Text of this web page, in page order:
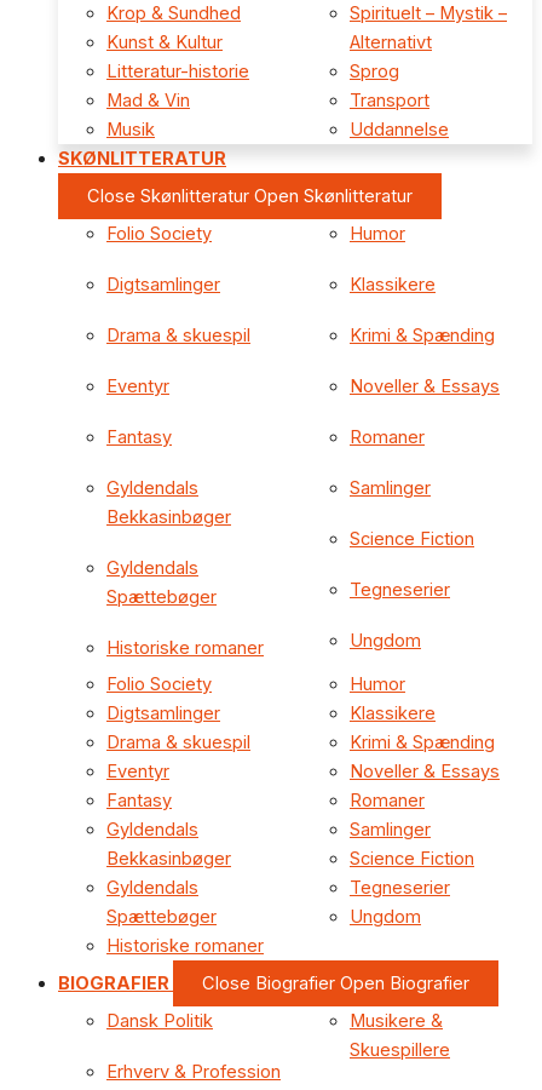
Krop & Sundhed
Kunst & Kultur
Litteratur-historie
Mad & Vin
Musik
Spirituelt – Mystik –
Alternativt
Sprog
Transport
Uddannelse
SKØNLITTERATUR
Close Skønlitteratur Open Skønlitteratur
Folio Society
Digtsamlinger
Drama & skuespil
Eventyr
Fantasy
Gyldendals
Bekkasinbøger
Gyldendals
Spættebøger
Historiske romaner
Humor
Klassikere
Krimi & Spænding
Noveller & Essays
Romaner
Samlinger
Science Fiction
Tegneserier
Ungdom
Folio Society
Digtsamlinger
Drama & skuespil
Eventyr
Fantasy
Gyldendals
Bekkasinbøger
Gyldendals
Spættebøger
Historiske romaner
Humor
Klassikere
Krimi & Spænding
Noveller & Essays
Romaner
Samlinger
Science Fiction
Tegneserier
Ungdom
BIOGRAFIER Close Biografier Open Biografier
Dansk Politik
Erhverv & Profession
Musikere &
Skuespillere